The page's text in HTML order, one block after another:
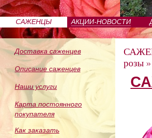
САЖЕНЦЫ
ПИТОМНИКА
АКЦИИ-НОВОСТИ
Доставка саженцев
Описание саженцев
Наши услуги
Карта постоянного
покупателя
Как заказать
розы »